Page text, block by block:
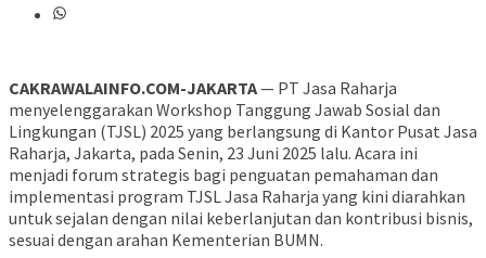
CAKRAWALAINFO.COM-JAKARTA— PT Jasa Raharja
menyelenggarakan Workshop Tanggung Jawab Sosial dan
Lingkungan (TJSL) 2025 yang berlangsung di Kantor Pusat Jasa
Raharja, Jakarta, pada Senin, 23 Juni 2025 lalu. Acara ini
menjadi forum strategis bagi penguatan pemahaman dan
implementasi program TJSL Jasa Raharja yang kini diarahkan
untuk sejalan dengan nilai keberlanjutan dan kontribusi bisnis,
sesuai dengan arahan Kementerian BUMN.